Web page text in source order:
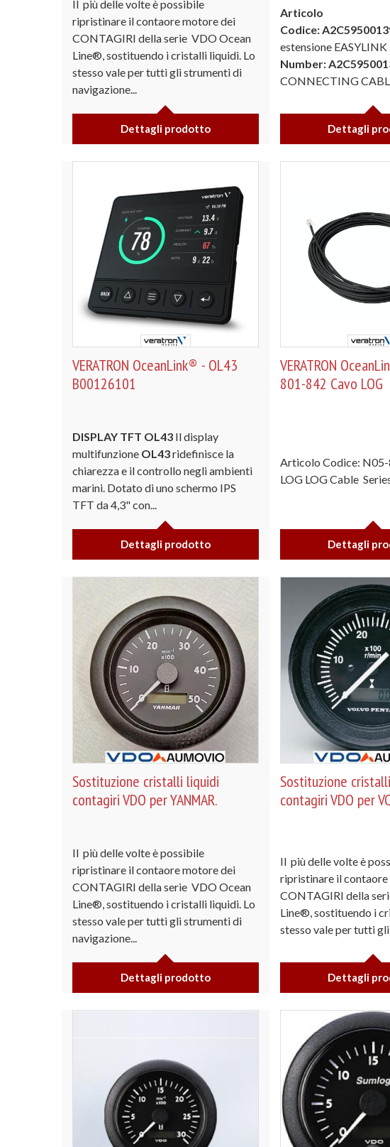
Il più delle volte è possibile
ripristinare il contaore motore dei
CONTAGIRI della serie VDO Ocean
Line®, sostituendo i cristalli liquidi. Lo
stesso vale per tutti gli strumenti di
navigazione...
Dettagli prodotto
Articolo
Codice:
estensione EASYLINK
Number:
CONNECTING
Dettagli
VERATRON OceanLink® - OL43
B00126101
DISPLAY TFT OL43 Il display
multifunzione OL43ridefinisce la
chiarezza e il controllo negli ambienti
marini. Dotato di uno schermo IPS
TFT da 4,3" con...
Dettagli prodotto
VERATRON
801-842 Cavo LOG
Articolo Codice:
LOG LOG Cable
Dettagli
Sostituzione cristalli liquidi
contagiri VDO per YANMAR.
Il più delle volte è possibile
ripristinare il contaore motore dei
CONTAGIRI della serie VDO Ocean
Line®, sostituendo i cristalli liquidi. Lo
stesso vale per tutti gli strumenti di
navigazione...
Dettagli prodotto
Sostituzione
contagiri VDO per
Il più delle volte è
ripristinare il
CONTAGIRI della
Line®, sostituendo i
stesso vale per tutti gli
Dettagli